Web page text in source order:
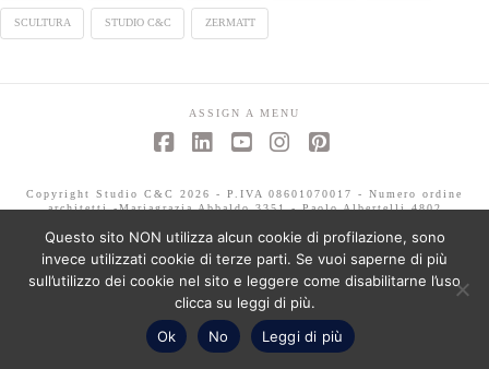
SCULTURA STUDIO C&C ZERMATT
ASSIGN A MENU
Copyright Studio C&C 2026 - P.IVA 08601070017 - Numero ordine
architetti -Mariagrazia Abbaldo 3351 - Paolo Albertelli 4802
Questo sito NON utilizza alcun cookie di profilazione, sono
invece utilizzati cookie di terze parti. Se vuoi saperne di più
sull’utilizzo dei cookie nel sito e leggere come disabilitarne l’uso
clicca su leggi di più.
Ok
No Leggi di più